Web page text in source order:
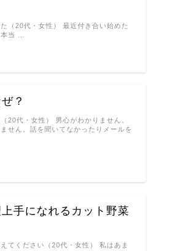
（20代・女性） 最近付き合い始めた
当 …
？
20代・女性） 男心がわかりません。
せん。話を聞いてなかったりメールを
手になれるカット野菜
てください（20代・女性） 私はあま